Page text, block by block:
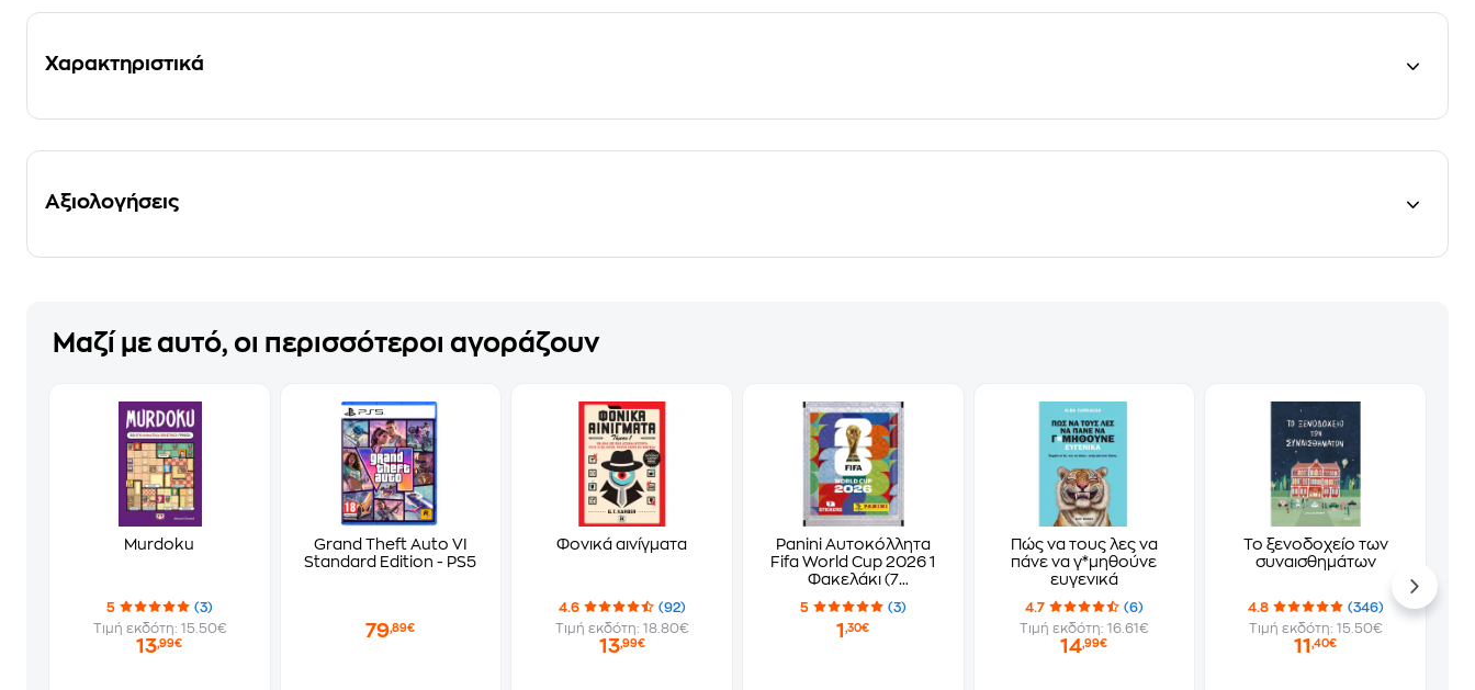
Χαρακτηριστικά
Αξιολογήσεις
Μαζί με αυτό, οι περισσότεροι αγοράζουν
Murdoku
5
(3)
Τιμή εκδότη: 15.50€
13,99€
Grand Theft Auto VI
Standard Edition - PS5
79,89€
Φονικά αινίγματα
4.6
(92)
Τιμή εκδότη: 18.80€
13,99€
Panini Αυτοκόλλητα
Fifa World Cup 2026 1
Φακελάκι (7
Αυτοκόλλητα)
5 (3)
1,30€
Πώς να τους λες να
πάνε να γ*μηθούνε
ευγενικά
4.7
(6)
Τιμή εκδότη: 16.61€
14,99€
Το ξενοδοχείο των
συναισθημάτων
4.8
(346)
Τιμή εκδότη: 15.50€
11,40€